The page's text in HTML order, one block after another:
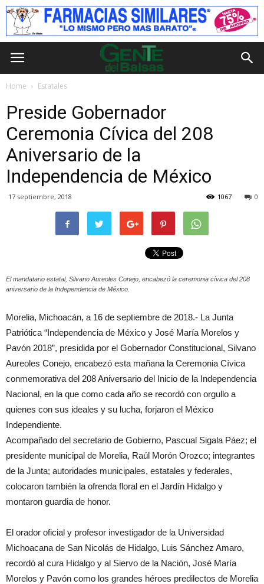
Home Estatales
Preside Gobernador
Ceremonia Cívica del 208
Aniversario de la
Independencia de México
17 septiembre, 2018 0
1067
El mandatario estatal, Silvano Aureoles Conejo, encabezó la ceremonia cívica del 208
aniversario de la Independencia de México.
Morelia, Michoacán, a 16 de septiembre de 2018.- La Junta
Patriótica “Independencia de México y José María Morelos y
Pavón 2018”, presidida por el Gobernador Constitucional, Silvano
Aureoles Conejo, encabezó esta mañana la Ceremonia Cívica
conmemorativa del 208 Aniversario del Inicio de la Independencia
Nacional, en la que como cada año se recordó con orgullo a
quienes con sus ideales y su lucha, forjaron el México
Independiente.
Acompañado del secretario de Gobierno, Pascual Sigala Páez; el
presidente municipal de Morelia, Raúl Morón Orozco; integrantes
de la Junta; autoridades municipales, estatales y federales,
colocaron también la ofrenda floral en el Jardín Hidalgo y
montaron guardia de honor.
El orador oficial y profesor investigador de la Universidad
Michoacana de San Nicolás de Hidalgo, Luis Sánchez Amaro,
recordó al cura Hidalgo y al Siervo de la Nación, José María
Morelos y Pavón como los grandes héroes predilectos de Morelia